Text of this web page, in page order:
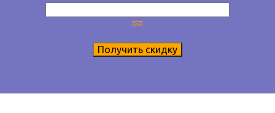
Получить скидку